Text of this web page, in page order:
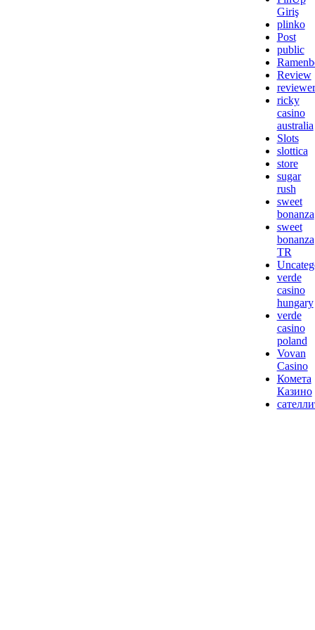
Giriş
plinko
Post
public
Review
reviewer
ricky
casino
australia
Slots
slottica
store
sugar
rush
sweet
bonanza
sweet
bonanza
TR
verde
casino
hungary
verde
casino
poland
Vovan
Casino
Комета
Казино